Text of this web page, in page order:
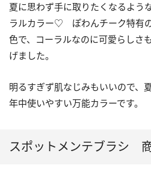
夏に思わず手に取りたくなるよう
ラルカラー♡ ぽわんチーク特有
色で、コーラルなのに可愛らしさ
げました。
明るすぎず肌なじみもいいので、
年中使いやすい万能カラーです。
スポットメンテブラシ